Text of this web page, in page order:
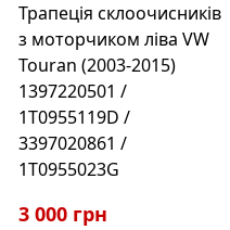
Трапеція склоочисників
з моторчиком ліва VW
Touran (2003-2015)
1397220501 /
1T0955119D /
3397020861 /
1T0955023G
3 000 грн